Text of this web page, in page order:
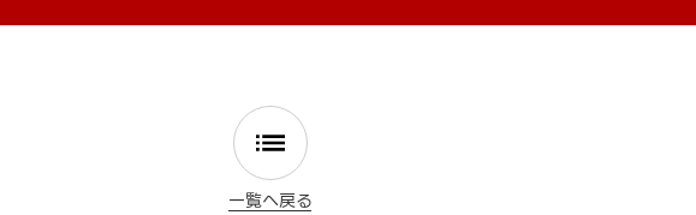
一覧へ戻る